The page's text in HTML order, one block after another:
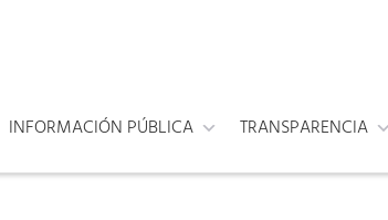
INFORMACIÓN PÚBLICA TRANSPARENCIA